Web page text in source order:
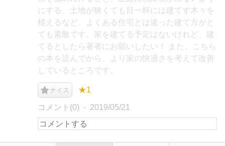
にする、土地が狭くても目一杯には建てず木々を
植えるなど、よくある住宅とは違った建て方がと
ても素敵です。家を建てる予定はないけれど、建
てるとしたら著者にお願いしたい！ また、こちら
の本を読んでから、より家の快適さを考えて改善
しているところです。
ナイス ★1
コメント(0) 2019/05/21